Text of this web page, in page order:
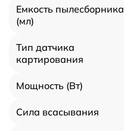
Емкость пылесборника
(мл)
Тип датчика
картирования
Мощность (Вт)
Сила всасывания